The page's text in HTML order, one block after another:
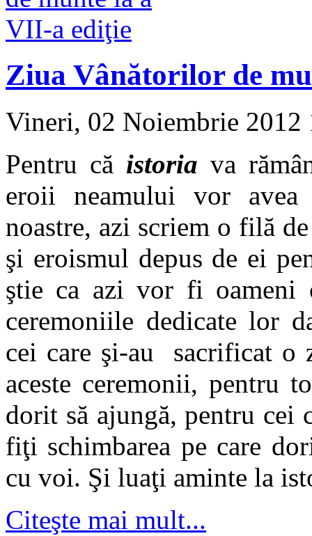
Ziua Vânătorilor de
Vineri, 02 Noiembrie
Pentru că istoria va
eroii neamului vor
noastre, azi scriem o filă
şi eroismul depus de ei
ştie ca azi vor fi oameni
ceremoniile dedicate lor
cei care şi-au sacrificat
aceste ceremonii, pentru
dorit să ajungă, pentru cei
fiţi schimbarea pe care
cu voi. Şi luaţi aminte la
Citeşte mai mult...